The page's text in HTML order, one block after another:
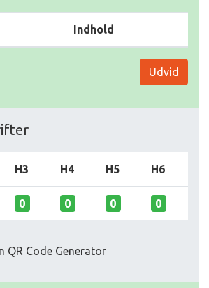
Indhold
Udvid
H3 H4 H5 H6
0 0 0 0
QR Code Generator